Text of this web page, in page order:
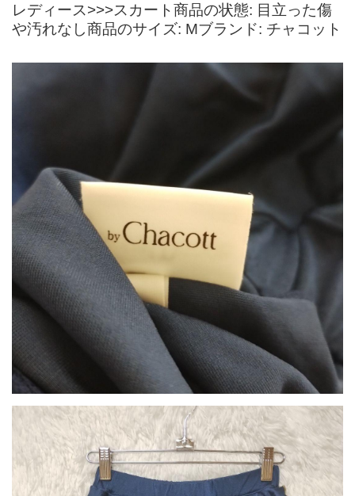
レディース>>>スカート商品の状態: 目立った傷
や汚れなし商品のサイズ: Mブランド: チャコット